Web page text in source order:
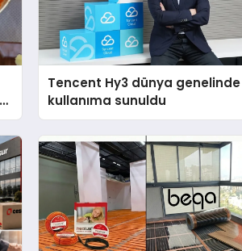
Tencent Hy3 dünya genelinde
kullanıma sunuldu